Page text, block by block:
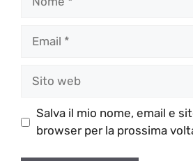
Salva il mio nome, email e
browser per la prossima